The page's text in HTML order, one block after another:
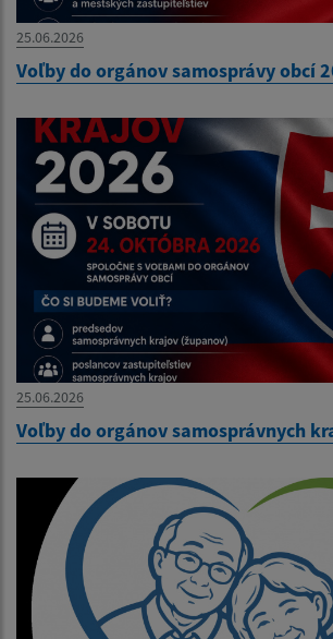
25.06.2026
Voľby do orgánov samosprávy obcí
25.06.2026
Voľby do orgánov samosprávnych